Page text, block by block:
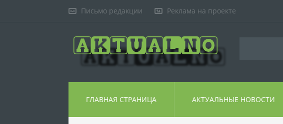
Письмо редакции Реклама на проекте
ГЛАВНАЯ СТРАНИЦА АКТУАЛЬНЫЕ НОВОСТИ